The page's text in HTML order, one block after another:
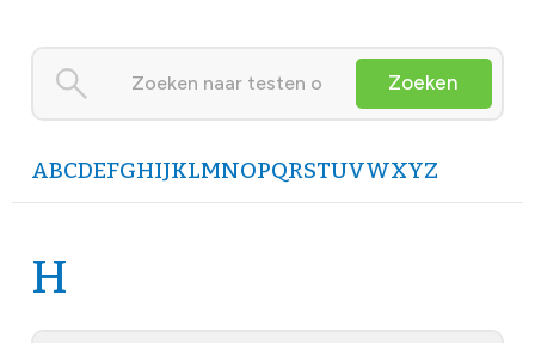
Zoeken
ABCDEFGHIJKLMNOPQRSTUVWXYZ
H